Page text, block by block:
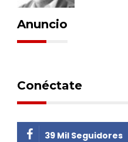
Anuncio
Conéctate
39 Mil Seguidores